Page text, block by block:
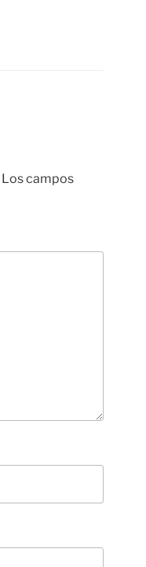
Los campos